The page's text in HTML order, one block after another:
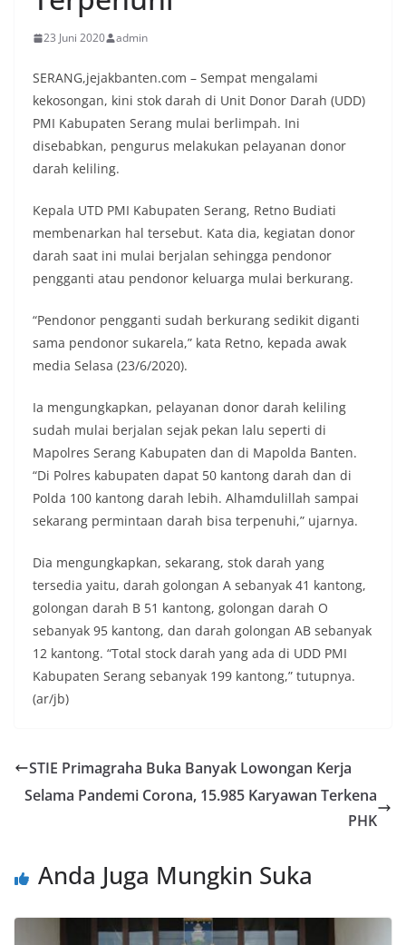
23 Juni 2020 admin
SERANG,jejakbanten.com – Sempat mengalami
kekosongan, kini stok darah di Unit Donor Darah (UDD)
PMI Kabupaten Serang mulai berlimpah. Ini
disebabkan, pengurus melakukan pelayanan donor
darah keliling.
Kepala UTD PMI Kabupaten Serang, Retno Budiati
membenarkan hal tersebut. Kata dia, kegiatan donor
darah saat ini mulai berjalan sehingga pendonor
pengganti atau pendonor keluarga mulai berkurang.
“Pendonor pengganti sudah berkurang sedikit diganti
sama pendonor sukarela,” kata Retno, kepada awak
media Selasa (23/6/2020).
Ia mengungkapkan, pelayanan donor darah keliling
sudah mulai berjalan sejak pekan lalu seperti di
Mapolres Serang Kabupaten dan di Mapolda Banten.
“Di Polres kabupaten dapat 50 kantong darah dan di
Polda 100 kantong darah lebih. Alhamdulillah sampai
sekarang permintaan darah bisa terpenuhi,” ujarnya.
Dia mengungkapkan, sekarang, stok darah yang
tersedia yaitu, darah golongan A sebanyak 41 kantong,
golongan darah B 51 kantong, golongan darah O
sebanyak 95 kantong, dan darah golongan AB sebanyak
12 kantong. “Total stock darah yang ada di UDD PMI
Kabupaten Serang sebanyak 199 kantong,” tutupnya.
(ar/jb)
STIE Primagraha Buka Banyak Lowongan Kerja
Selama Pandemi Corona, 15.985 Karyawan Terkena
PHK
Anda Juga Mungkin Suka